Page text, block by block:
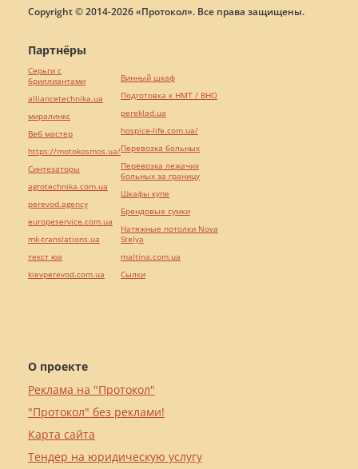
Copyright © 2014-2026 «Протокол». Все права защищены.
О проекте
Реклама на "Протокол"
"Протокол" без реклами!
Карта сайта
Тендер на юридическую услугу
Партнёры
Серьги с
бриллиантами
alliancetechnika.ua
миралинкс
Веб мастер
https://motokosmos.ua/
Синтезаторы
agrotechnika.com.ua
perevod.agency
europeservice.com.ua
mk-translations.ua
текст юа
kievperevod.com.ua
Винный шкаф
Подготовка к НМТ / ВНО
pereklad.ua
hospice-life.com.ua/
Перевозка больных
Перевозка лежачих
больных за границу
Шкафы купе
Брендовые сумки
Натяжные потолки Nova
Stelya
maltina.com.ua
Cылки